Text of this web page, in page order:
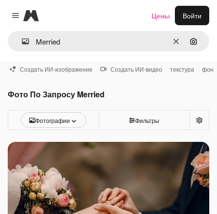
Close menu
Magnific
ОчиститьПоиск
Цены Войти
Создать ИИ-изображение Создать ИИ-видео текстура фон
Фото По Запросу Merried
Фотографии Фильтры